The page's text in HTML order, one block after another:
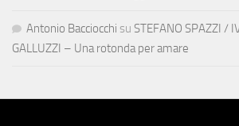
Antonio Bacciocchi su STEFANO SPAZZI /
GALLUZZI – Una rotonda per amare